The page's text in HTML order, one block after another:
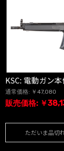
KSC: 電動ガン
通常価格: ￥47,080
販売価格: ￥
ただいま品切